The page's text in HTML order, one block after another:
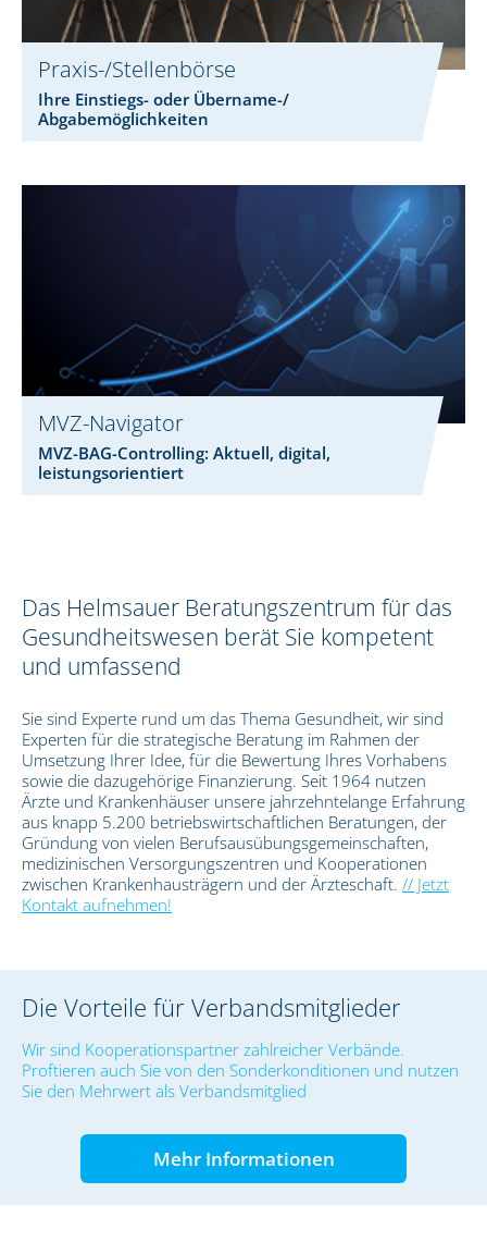
Praxis-/Stellenbörse
Ihre Einstiegs- oder Übername-/
Abgabemöglichkeiten
MVZ-Navigator
MVZ-BAG-Controlling: Aktuell, digital,
leistungsorientiert
Das Helmsauer Beratungszentrum für das
Gesundheitswesen berät Sie kompetent
und umfassend
Sie sind Experte rund um das Thema Gesundheit, wir sind
Experten für die strategische Beratung im Rahmen der
Umsetzung Ihrer Idee, für die Bewertung Ihres Vorhabens
sowie die dazugehörige Finanzierung. Seit 1964 nutzen
Ärzte und Krankenhäuser unsere jahrzehntelange Erfahrung
aus knapp 5.200 betriebswirtschaftlichen Beratungen, der
Gründung von vielen Berufsausübungsgemeinschaften,
medizinischen Versorgungszentren und Kooperationen
zwischen Krankenhausträgern und der Ärzteschaft. // Jetzt
Kontakt aufnehmen!
Die Vorteile für Verbandsmitglieder
Wir sind Kooperationspartner zahlreicher Verbände.
Proftieren auch Sie von den Sonderkonditionen und nutzen
Sie den Mehrwert als Verbandsmitglied
Mehr Informationen